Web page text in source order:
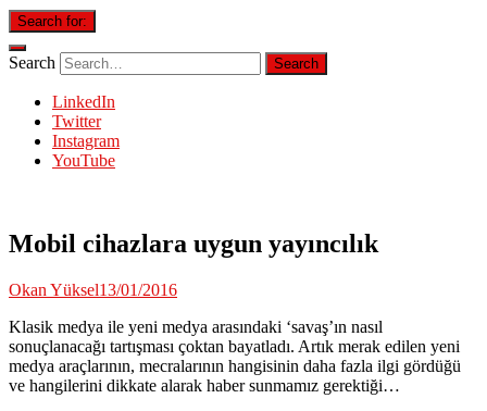
Search for:
Search
LinkedIn
Twitter
Instagram
YouTube
Mobil cihazlara uygun yayıncılık
Okan Yüksel13/01/2016
Klasik medya ile yeni medya arasındaki ‘savaş’ın nasıl
sonuçlanacağı tartışması çoktan bayatladı. Artık merak edilen yeni
medya araçlarının, mecralarının hangisinin daha fazla ilgi gördüğü
ve hangilerini dikkate alarak haber sunmamız gerektiği…